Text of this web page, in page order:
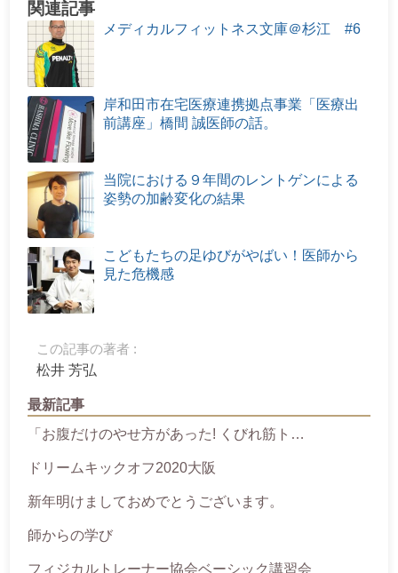
関連記事
メディカルフィットネス文庫＠杉江 #6
岸和田市在宅医療連携拠点事業「医療出
前講座」橋間 誠医師の話。
当院における９年間のレントゲンによる
姿勢の加齢変化の結果
こどもたちの足ゆびがやばい！医師から
見た危機感
この記事の著者 :
松井 芳弘
最新記事
「お腹だけのやせ方があった! くびれ筋ト…
ドリームキックオフ2020大阪
新年明けましておめでとうございます。
師からの学び
フィジカルトレーナー協会ベーシック講習会